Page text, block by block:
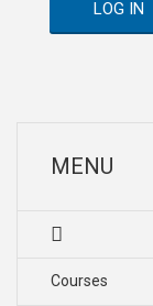
LOG IN
MENU
Courses